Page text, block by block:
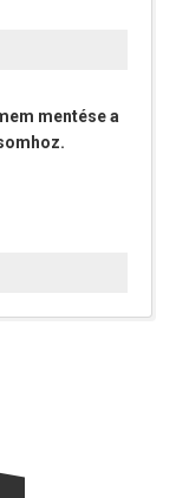
mentése a